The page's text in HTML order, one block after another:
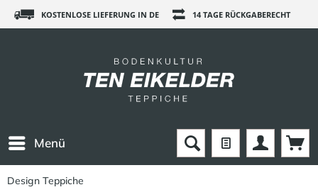
KOSTENLOSE LIEFERUNG IN DE 14 TAGE RÜCKGABERECHT
Menü
Design Teppiche